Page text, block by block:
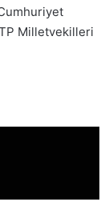
Milletvekilleri